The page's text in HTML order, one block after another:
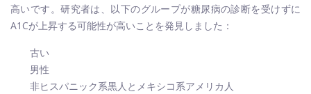
高いです。研究者は、以下のグループが糖尿病の診断を受けずに
A1Cが上昇する可能性が高いことを発見しました：
古い
男性
非ヒスパニック系黒人とメキシコ系アメリカ人